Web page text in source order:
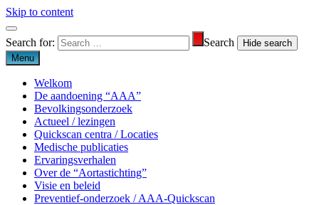
Skip to content
Search for: Search
Menu
Welkom
De aandoening “AAA”
Bevolkingsonderzoek
Actueel / lezingen
Quickscan centra / Locaties
Medische publicaties
Ervaringsverhalen
Over de “Aortastichting”
Visie en beleid
Preventief-onderzoek / AAA-Quickscan